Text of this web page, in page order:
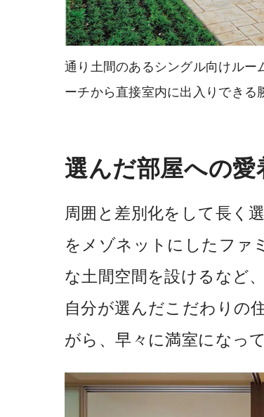
通り土間のあるシングル向けルー
ーチから直接室内に出入りできる
選んだ部屋への愛
周囲と差別化をして長く
をメゾネットにしたファ
な土間空間を設けるなど
自分が選んだこだわりの
がら、早々に満室になっ